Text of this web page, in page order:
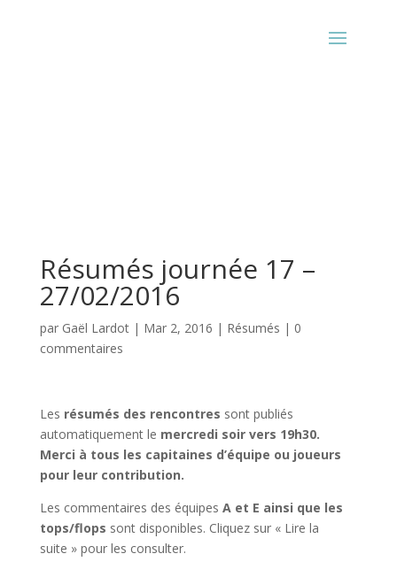
Résumés journée 17 –
27/02/2016
par Gaël Lardot| Mar 2, 2016 | Résumés | 0
commentaires
Les résumés des rencontres sont publiés
automatiquement le mercredi soir vers 19h30.
Merci à tous les capitaines d’équipe ou joueurs
pour leur contribution.
Les commentaires des équipes A et E ainsi que les
tops/flops sont disponibles. Cliquez sur « Lire la
suite » pour les consulter.